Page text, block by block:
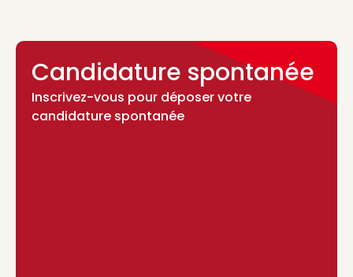
Candidature spontanée
Inscrivez-vous pour déposer votre
candidature spontanée